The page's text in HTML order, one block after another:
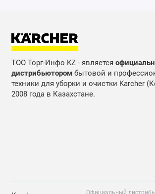
ТОО Торг-Инфо KZ - является
дистрибьюторомбытовой и
техники для уборки и очистки Karcher
2008 года в Казахстане.
Официальный